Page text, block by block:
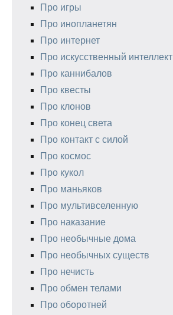
Про игры
Про инопланетян
Про интернет
Про искусственный интеллект
Про каннибалов
Про квесты
Про клонов
Про конец света
Про контакт с силой
Про космос
Про кукол
Про маньяков
Про мультивселенную
Про наказание
Про необычные дома
Про необычных существ
Про нечисть
Про обмен телами
Про оборотней